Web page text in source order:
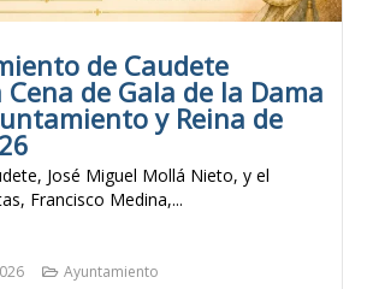
de Caudete
de Gala de la Dama
y Reina de
José Miguel Mollá Nieto, y el
Francisco Medina,...
Ayuntamiento